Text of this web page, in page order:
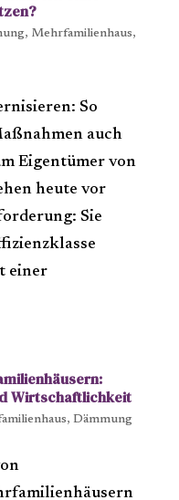
, Mehrfamilienhaus,
So
auch
Eigentümer von
heute vor
Sie
einer
Wirtschaftlichkeit
, Dämmung